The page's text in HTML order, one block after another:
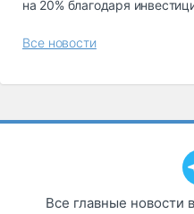
на 20% благодаря
Все новости
Все главные новости